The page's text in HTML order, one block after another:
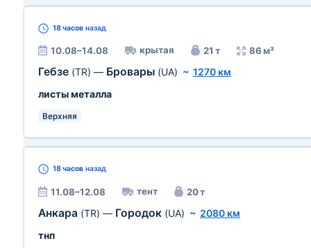
18 часов назад
10.08–14.08 крытая 21 т 86 м³
Гебзе (TR) — Бровары (UA) ~ 1270 км
листы металла
Верхняя
18 часов назад
11.08–12.08 тент 20 т
Анкара (TR) — Городок (UA) ~ 2080 км
тнп